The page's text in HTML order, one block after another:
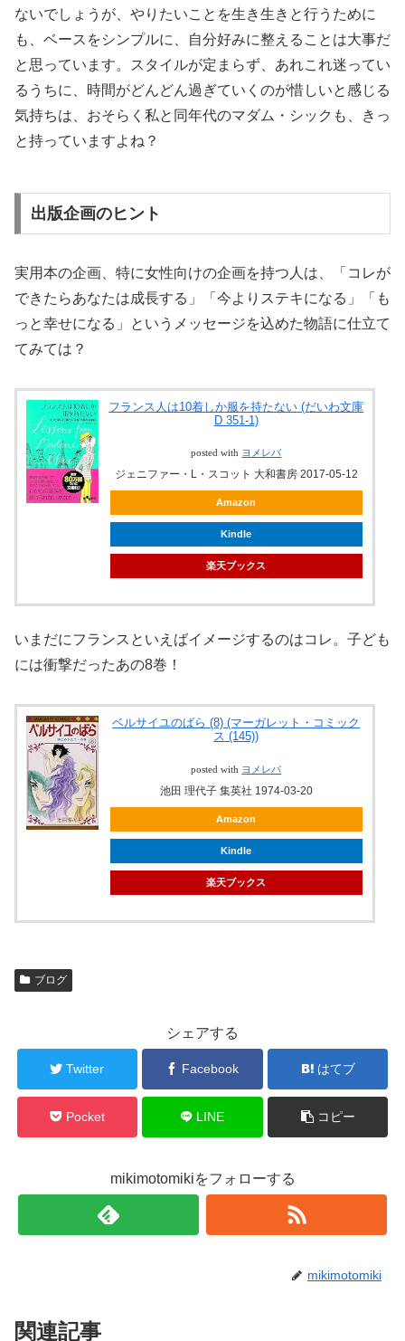
ないでしょうが、やりたいことを生き生きと行うために
も、ベースをシンプルに、自分好みに整えることは大事だ
と思っています。スタイルが定まらず、あれこれ迷ってい
るうちに、時間がどんどん過ぎていくのが惜しいと感じる
気持ちは、おそらく私と同年代のマダム・シックも、きっ
と持っていますよね？
出版企画のヒント
実用本の企画、特に女性向けの企画を持つ人は、「コレが
できたらあなたは成長する」「今よりステキになる」「も
っと幸せになる」というメッセージを込めた物語に仕立て
てみては？
フランス人は10着しか服を持たない (だいわ文庫
D 351-1)
posted with ヨメレバ
ジェニファー・L・スコット 大和書房 2017-05-12
Amazon
Kindle
楽天ブックス
いまだにフランスといえばイメージするのはコレ。子ども
には衝撃だったあの8巻！
ベルサイユのばら (8) (マーガレット・コミック
ス (145))
posted with ヨメレバ
池田 理代子 集英社 1974-03-20
Amazon
Kindle
楽天ブックス
ブログ
シェアする
Twitter Facebook はてブ
Pocket LINE コピー
mikimotomikiをフォローする
mikimotomiki
関連記事